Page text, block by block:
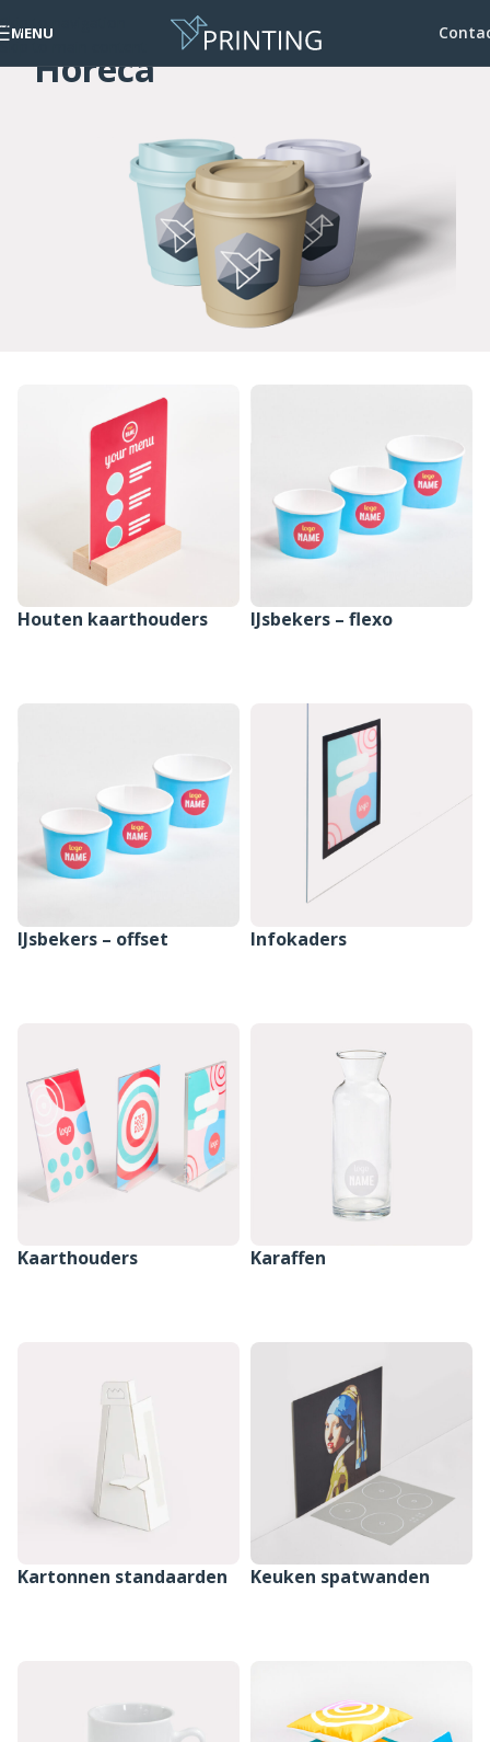
Skip to navigation
Skip to main content
MENU
Horeca
Houten kaarthouders IJsbekers – flexo
IJsbekers – offset Infokaders
Kaarthouders Karaffen
Kartonnen standaarden Keuken spatwanden